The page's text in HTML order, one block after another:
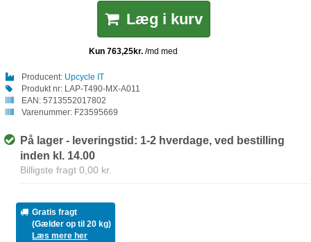
Læg i kurv
Producent: Upcycle IT
Produkt nr: LAP-T490-MX-A011
EAN: 5713552017802
Varenummer: F23595669
På lager - leveringstid: 1-2 hverdage, ved bestilling
inden kl. 14.00
Billigste fragt 0,00 kr.
Gratis fragt
(Gælder op til 20 kg)
Læs mere her